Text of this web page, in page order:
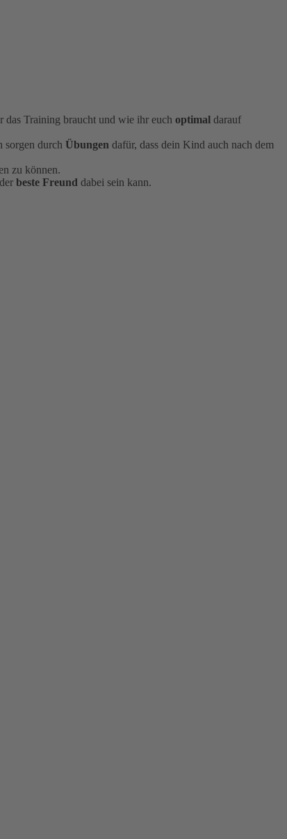
das Training braucht und wie ihr euch optimal darauf
sorgen durch Übungen dafür, dass dein Kind auch nach dem
zu können.
beste Freund dabei sein kann.